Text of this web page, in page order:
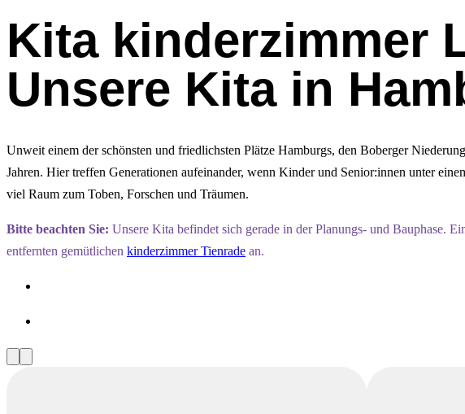
Kita kinderzimmer
Unsere Kita in
Unweit einem der schönsten und friedlichsten Plätze Hamburgs, den Boberger
Jahren. Hier treffen Generationen aufeinander, wenn Kinder und Senior:innen unter
viel Raum zum Toben, Forschen und Träumen.
Bitte beachten Sie: Unsere Kita befindet sich gerade in der Planungs- und Bauphase.
entfernten gemütlichen kinderzimmer Tienrade an.
SlideSlide